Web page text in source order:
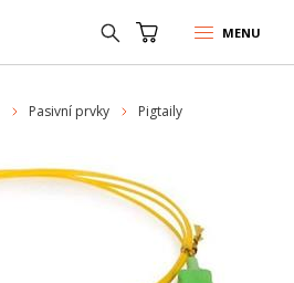
MENU
Pasivní prvky
Pigtaily